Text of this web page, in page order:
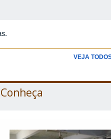
VEJA
Conheça